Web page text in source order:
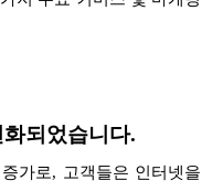
되었습니다.
가로, 고객들은 인터넷을